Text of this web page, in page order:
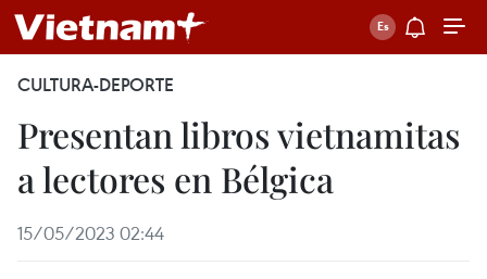
CULTURA-DEPORTE
Presentan libros vietnamitas
a lectores en Bélgica
15/05/2023 02:44